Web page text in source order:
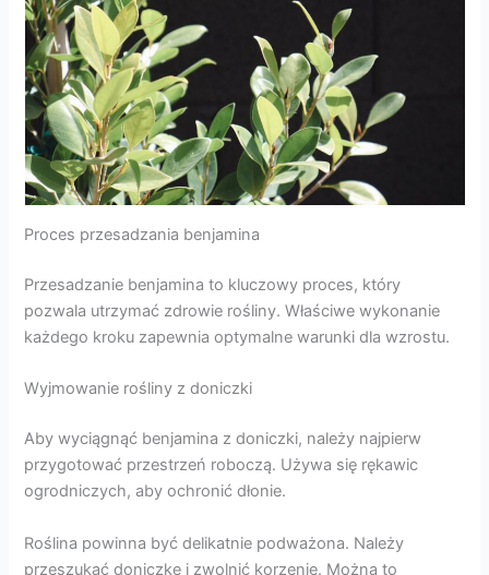
Proces przesadzania benjamina
Przesadzanie benjamina to kluczowy proces, który
pozwala utrzymać zdrowie rośliny. Właściwe wykonanie
każdego kroku zapewnia optymalne warunki dla wzrostu.
Wyjmowanie rośliny z doniczki
Aby wyciągnąć benjamina z doniczki, należy najpierw
przygotować przestrzeń roboczą. Używa się rękawic
ogrodniczych, aby ochronić dłonie.
Roślina powinna być delikatnie podważona. Należy
przeszukać doniczkę i zwolnić korzenie. Można to